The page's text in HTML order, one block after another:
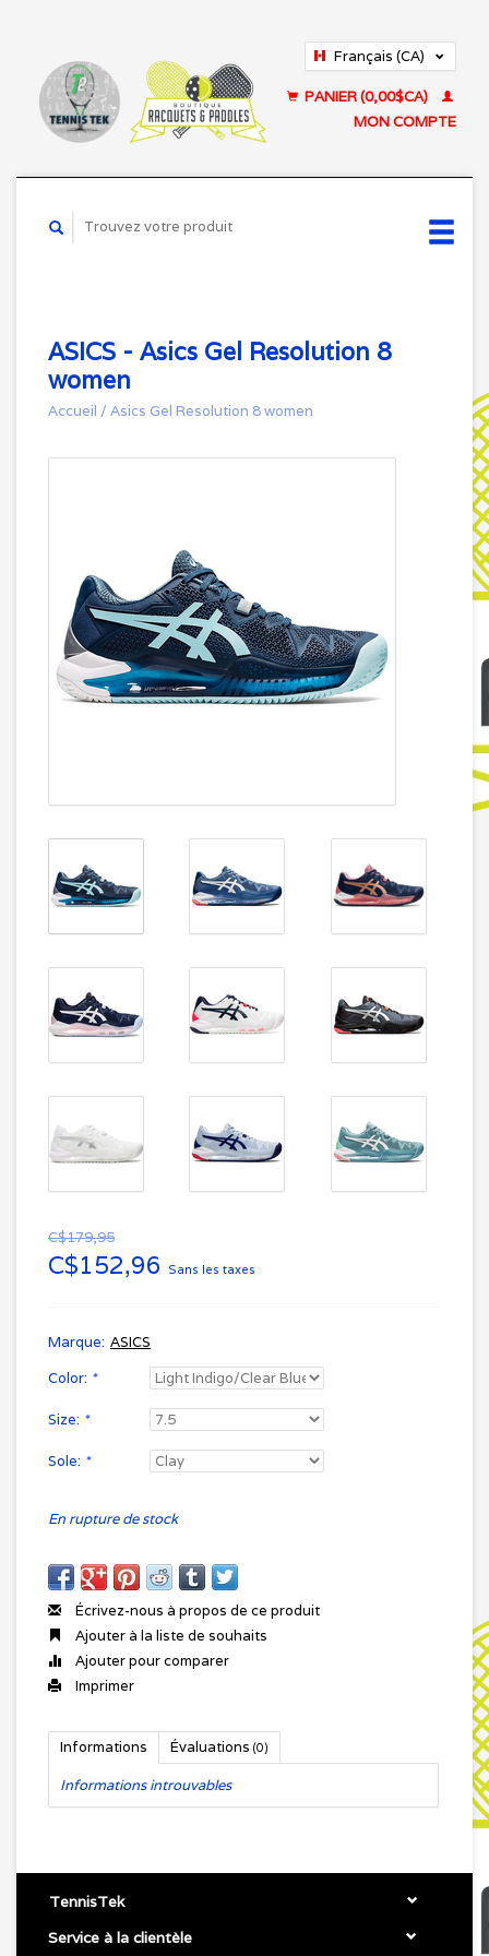
Français (CA)
PANIER (0,00$CA)
MON COMPTE
ASICS - Asics Gel Resolution 8
women
Accueil / Asics Gel Resolution 8 women
C$179,95
C$152,96 Sans les taxes
Marque: ASICS
Color: *
Size: *
Sole: *
En rupture de stock
Écrivez-nous à propos de ce produit
Ajouter à la liste de souhaits
Ajouter pour comparer
Imprimer
Informations Évaluations (0)
Informations introuvables
TennisTek
Service à la clientèle